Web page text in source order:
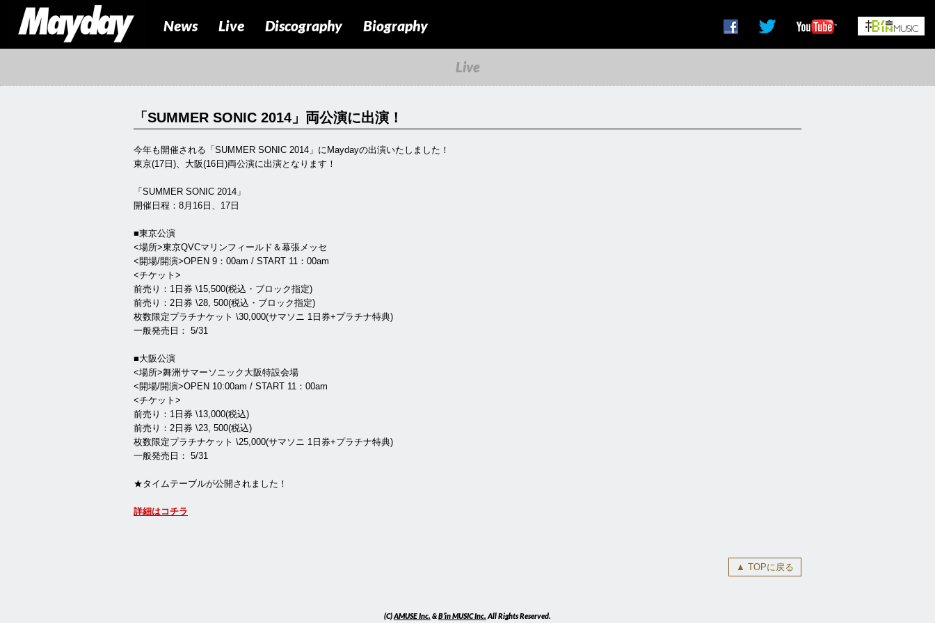
News Live Discography Biography
Live
「SUMMER SONIC 2014」両公演に出演！
今年も開催される「SUMMER SONIC 2014」にMaydayの出演いたしました！
東京(17日)、大阪(16日)両公演に出演となります！
「SUMMER SONIC 2014」
開催日程：8月16日、17日
■東京公演
<場所>東京QVCマリンフィールド＆幕張メッセ
<開場/開演>OPEN 9：00am / START 11：00am
<チケット>
前売り：1日券 \15,500(税込・ブロック指定)
前売り：2日券 \28, 500(税込・ブロック指定)
枚数限定プラチナケット \30,000(サマソニ 1日券+プラチナ特典)
一般発売日： 5/31
■大阪公演
<場所>舞洲サマーソニック大阪特設会場
<開場/開演>OPEN 10:00am / START 11：00am
<チケット>
前売り：1日券 \13,000(税込)
前売り：2日券 \23, 500(税込)
枚数限定プラチナケット \25,000(サマソニ 1日券+プラチナ特典)
一般発売日： 5/31
★タイムテーブルが公開されました！
詳細はコチラ
▲ TOPに戻る
(C)AMUSE Inc. &B’in MUSIC Inc. All Rights Reserved.